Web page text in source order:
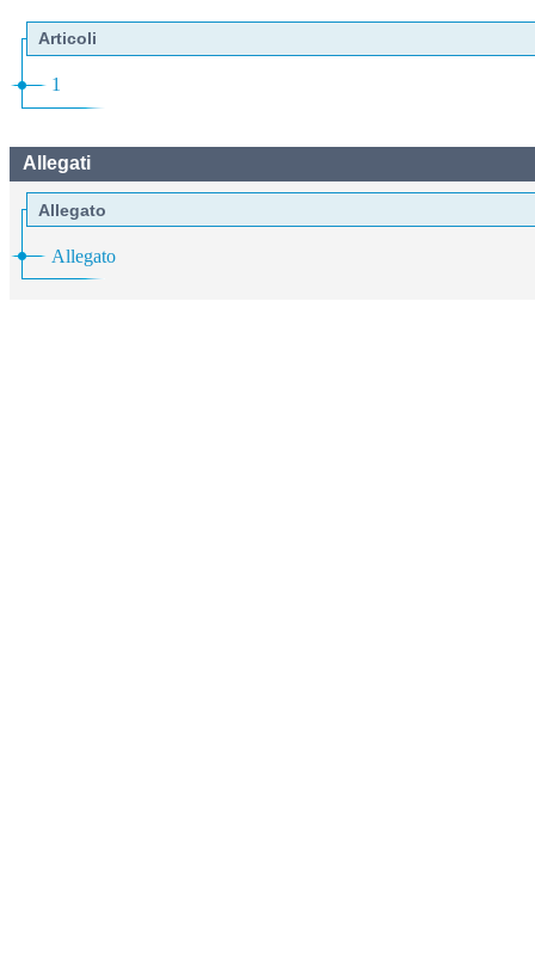
Articoli
1
Allegati
Allegato
Allegato